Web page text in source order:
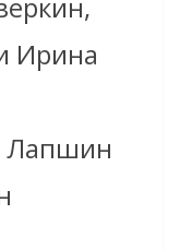
Ирина
Лапшин